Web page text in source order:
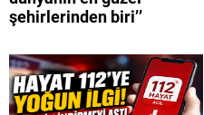
şehirlerinden biri’’